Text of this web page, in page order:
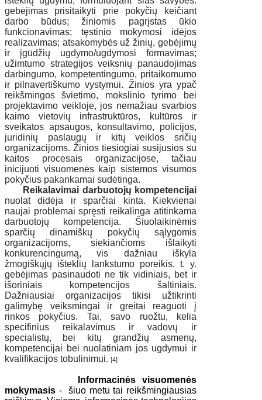
gebėjimas prisitaikyti prie pokyčių keičiant
darbo būdus; žiniomis pagrįstas ūkio
funkcionavimas; tęstinio mokymosi idėjos
realizavimas; atsakomybės už žinių, gebėjimų
ir įgūdžių ugdymo/ugdymosi formavimas;
užimtumo strategijos veiksnių panaudojimas
darbingumo, kompetentingumo, pritaikomumo
ir pilnavertiškumo vystymui. Žinios yra ypač
reikšmingos švietimo, mokslinio tyrimo bei
projektavimo veikloje, jos nemažiau svarbios
kaimo vietovių infrastruktūros, kultūros ir
sveikatos apsaugos, konsultavimo, policijos,
juridinių paslaugų ir kitų veiklos sričių
organizacijoms. Žinios tiesiogiai susijusios su
kaitos procesais organizacijose, tačiau
inicijuoti visuomenės kaip sistemos visumos
pokyčius pakankamai sudėtinga.
Reikalavimai darbuotojų kompetencijai
nuolat didėja ir sparčiai kinta. Kiekvienai
naujai problemai spręsti reikalinga atitinkama
darbuotojų kompetencija. Šiuolaikinėmis
sparčių dinamiškų pokyčių sąlygomis
organizacijoms, siekiančioms išlaikyti
konkurencingumą, vis dažniau iškyla
žmogiškųjų išteklių lankstumo poreikis, t. y.
gebėjimas pasinaudoti ne tik vidiniais, bet ir
išoriniais kompetencijos šaltiniais.
Dažniausiai organizacijos tikisi užtikrinti
galimybę veiksmingai ir greitai reaguoti į
rinkos pokyčius. Tai, savo ruožtu, kelia
specifinius reikalavimus ir vadovų ir
specialistų, bei kitų grandžių asmenų,
kompetencijai bei nuolatiniam jos ugdymui ir
kvalifikacijos tobulinimui. [4]
Informacinės visuomenės
mokymasis - šiuo metu tai reikšmingiausias